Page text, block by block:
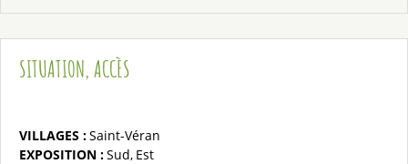
SITUATION, ACCÈS
VILLAGES :Saint-Véran
EXPOSITION :Sud Est